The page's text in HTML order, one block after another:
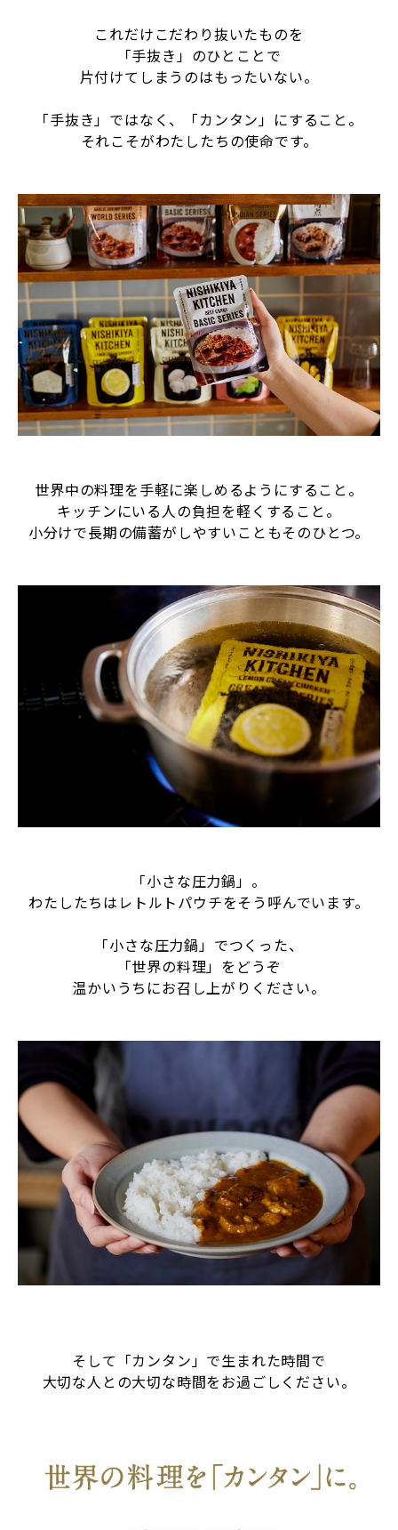
これだけこだわり抜いたものを
「手抜き」のひとことで
片付けてしまうのはもったいない。
「手抜き」ではなく、「カンタン」にすること。
それこそがわたしたちの使命です。
世界中の料理を手軽に楽しめるようにすること。
キッチンにいる人の負担を軽くすること。
小分けで長期の備蓄がしやすいこともそのひとつ。
「小さな圧力鍋」。
わたしたちはレトルトパウチをそう呼んでいます。
「小さな圧力鍋」でつくった、
「世界の料理」をどうぞ
温かいうちにお召し上がりください。
そして「カンタン」で生まれた時間で
大切な人との大切な時間をお過ごしください。